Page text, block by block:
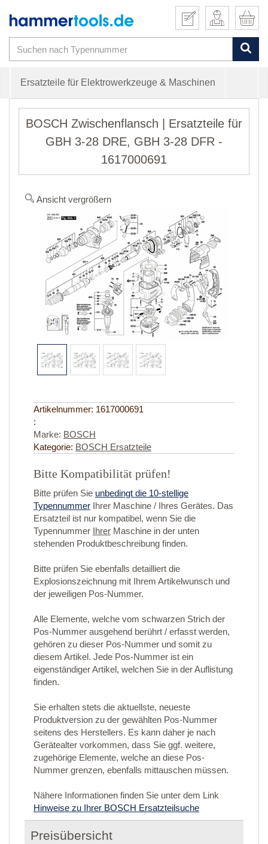
Ersatzteile für Elektrowerkzeuge & Maschinen
BOSCH Zwischenflansch | Ersatzteile für
GBH 3-28 DRE, GBH 3-28 DFR -
1617000691
Ansicht vergrößern
Artikelnummer: 1617000691
:
Marke: BOSCH
Kategorie: BOSCH Ersatzteile
Bitte Kompatibilität prüfen!
Bitte prüfen Sie unbedingt die 10-stellige
Typennummer Ihrer Maschine / Ihres Gerätes. Das
Ersatzteil ist nur kompatibel, wenn Sie die
Typennummer Ihrer Maschine in der unten
stehenden Produktbeschreibung finden.
Bitte prüfen Sie ebenfalls detailliert die
Explosionszeichnung mit Ihrem Artikelwunsch und
der jeweiligen Pos-Nummer.
Alle Elemente, welche vom schwarzen Strich der
Pos-Nummer ausgehend berührt / erfasst werden,
gehören zu dieser Pos-Nummer und somit zu
diesem Artikel. Jede Pos-Nummer ist ein
eigenständiger Artikel, welchen Sie in der Auflistung
finden.
Sie erhalten stets die aktuellste, neueste
Produktversion zu der gewählten Pos-Nummer
seitens des Herstellers. Es kann daher je nach
Gerätealter vorkommen, dass Sie ggf. weitere,
zugehörige Elemente, welche an diese Pos-
Nummer grenzen, ebenfalls mittauschen müssen.
Nähere Informationen finden Sie unter dem Link
Hinweise zu Ihrer BOSCH Ersatzteilsuche
Preisübersicht